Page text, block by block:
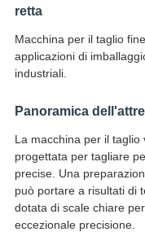
retta
Macchina per il taglio
applicazioni di
industriali.
Panoramica
La macchina per il
progettata per tagliare
precise. Una
può portare a risultati di
dotata di scale chiare
eccezionale precisione.